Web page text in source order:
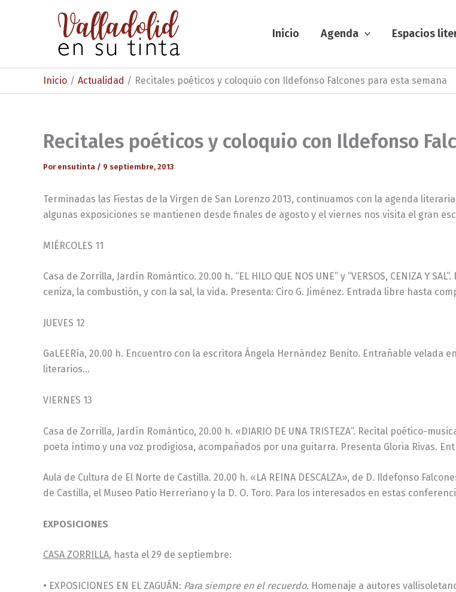
Inicio Agenda Espacios
Inicio Actualidad Recitales poéticos y coloquio con Ildefonso Falcones para esta semana
Recitales poéticos y coloquio con Ildefonso
Por ensutinta / 9 septiembre, 2013
Terminadas las Fiestas de la Virgen de San Lorenzo 2013, continuamos con la agenda
algunas exposiciones se mantienen desde finales de agosto y el viernes nos visita el gran
MIÉRCOLES 11
Casa de Zorrilla, Jardín Romántico. 20.00 h. “EL HILO QUE NOS UNE” y “VERSOS, CENIZA Y
ceniza, la combustión, y con la sal, la vida. Presenta: Ciro G. Jiménez. Entrada libre hasta
JUEVES 12
GaLEERía, 20.00 h. Encuentro con la escritora Ángela Hernández Benito. Entrañable velada
literarios…
VIERNES 13
Casa de Zorrilla, Jardín Romántico, 20.00 h. «DIARIO DE UNA TRISTEZA”. Recital poético-
poeta íntimo y una voz prodigiosa, acompañados por una guitarra. Presenta Gloria Rivas.
Aula de Cultura de El Norte de Castilla. 20.00 h. «LA REINA DESCALZA», de D. Ildefonso
de Castilla, el Museo Patio Herreriano y la D. O. Toro. Para los interesados en estas
EXPOSICIONES
CASA ZORRILLA, hasta el 29 de septiembre:
• EXPOSICIONES EN EL ZAGUÁN: Para siempre en el recuerdo. Homenaje a autores